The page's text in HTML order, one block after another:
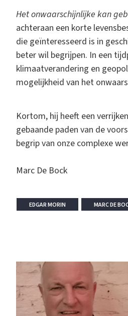
Het onwaarschijnlijke kan
achteraan een korte
die geïnteresseerd is in
beter wil begrijpen. In een
klimaatverandering en
mogelijkheid van het
Kortom, hij heeft een
gebaande paden van de
begrip van onze complexe
Marc De Bock
EDGAR MORIN MARC DE